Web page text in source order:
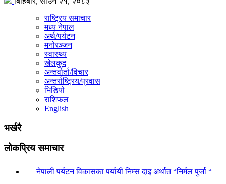
राष्ट्रिय समाचार
मध्य नेपाल
अर्थ/पर्यटन
मनोरञ्जन
स्वास्थ्य
खेलकुद
अन्तर्वार्ता/विचार
अन्तर्राष्ट्रिय/प्रवास
भिडियो
राशिफल
English
भर्खरै
लोकप्रिय समाचार
नेपाली पर्यटन विकासका पर्यायी निम्स दाइ अर्थात “निर्मल पुर्जा “